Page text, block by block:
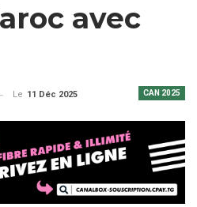
avec
CAN 2025
Le 11 Déc 2025